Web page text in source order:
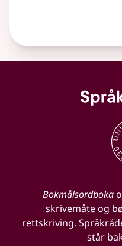
Bokmålsordboka
skrivemåte og
rettskriving.
står